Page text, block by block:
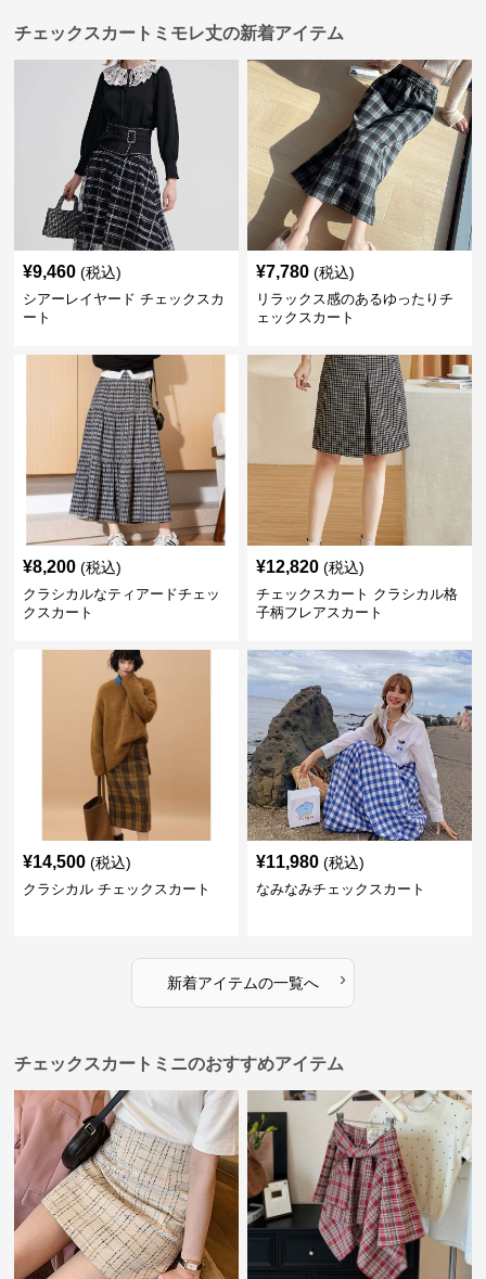
チェックスカートミモレ丈の新着アイテム
¥9,460 (税込)
シアーレイヤード チェックスカ
ート
¥7,780 (税込)
リラックス感のあるゆったりチ
ェックスカート
¥8,200 (税込)
クラシカルなティアードチェッ
クスカート
¥12,820 (税込)
チェックスカート クラシカル格
子柄フレアスカート
¥14,500 (税込)
クラシカル チェックスカート
¥11,980 (税込)
なみなみチェックスカート
新着アイテムの一覧へ ›
チェックスカートミニのおすすめアイテム